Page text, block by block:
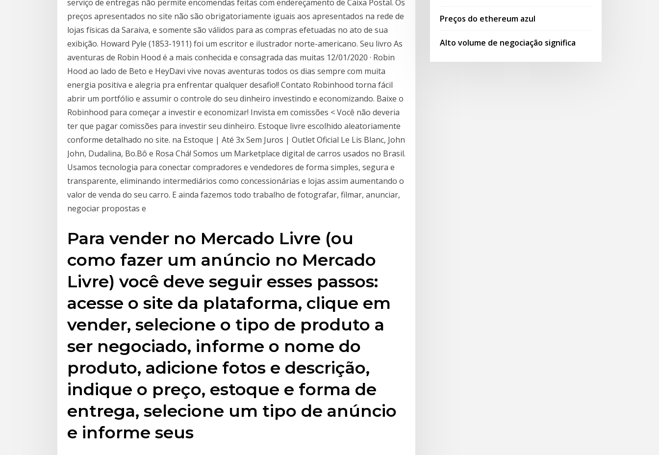
serviço de entregas não permite encomendas feitas com endereçamento de Caixa Postal. Os
preços apresentados no site não são obrigatoriamente iguais aos apresentados na rede de
lojas físicas da Saraiva, e somente são válidos para as compras efetuadas no ato de sua
exibição. Howard Pyle (1853-1911) foi um escritor e ilustrador norte-americano. Seu livro As
aventuras de Robin Hood é a mais conhecida e consagrada das muitas 12/01/2020 · Robin
Hood ao lado de Beto e HeyDavi vive novas aventuras todos os dias sempre com muita
energia positiva e alegria pra enfrentar qualquer desafio!! Contato Robinhood torna fácil
abrir um portfólio e assumir o controle do seu dinheiro investindo e economizando. Baixe o
Robinhood para começar a investir e economizar! Invista em comissões < Você não deveria
ter que pagar comissões para investir seu dinheiro. Estoque livre escolhido aleatoriamente
conforme detalhado no site. na Estoque | Até 3x Sem Juros | Outlet Oficial Le Lis Blanc, John
John, Dudalina, Bo.Bô e Rosa Chá! Somos um Marketplace digital de carros usados no Brasil.
Usamos tecnologia para conectar compradores e vendedores de forma simples, segura e
transparente, eliminando intermediários como concessionárias e lojas assim aumentando o
valor de venda do seu carro. E ainda fazemos todo trabalho de fotografar, filmar, anunciar,
negociar propostas e
Para vender no Mercado Livre (ou
como fazer um anúncio no Mercado
Livre) você deve seguir esses passos:
acesse o site da plataforma, clique em
vender, selecione o tipo de produto a
ser negociado, informe o nome do
produto, adicione fotos e descrição,
indique o preço, estoque e forma de
entrega, selecione um tipo de anúncio
e informe seus
Preços do ethereum azul
Alto volume de negociação significa